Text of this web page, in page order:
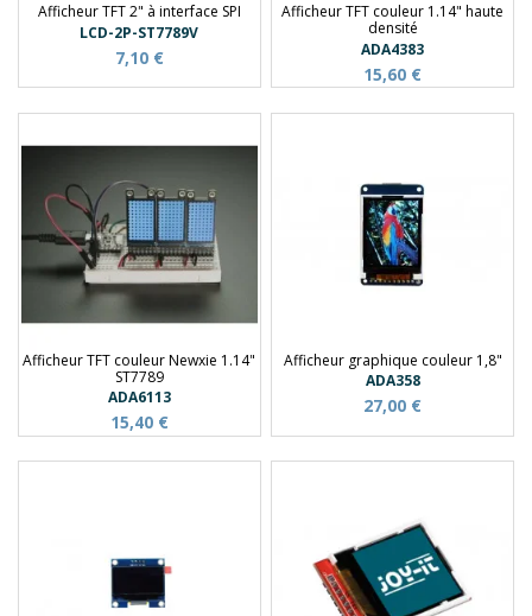
Afficheur TFT 2" à interface SPI
LCD-2P-ST7789V
7,10 €
Afficheur TFT couleur 1.14" haute
densité
ADA4383
15,60 €
Afficheur TFT couleur Newxie 1.14"
ST7789
ADA6113
15,40 €
Afficheur graphique couleur 1,8"
ADA358
27,00 €